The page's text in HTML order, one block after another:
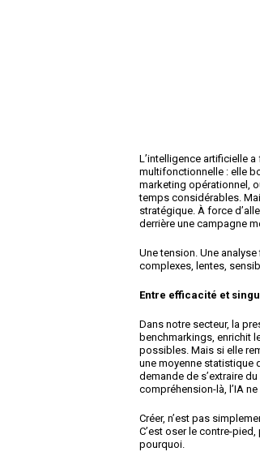
L’intelligence artificielle
multifonctionnelle : elle
marketing opérationnel,
temps considérables.
stratégique. À force
derrière une campagne
Une tension. Une
complexes, lentes,
Entre efficacité et
Dans notre secteur, la
benchmarkings, enrichit
possibles. Mais si elle
une moyenne statistique
demande de s’extraire
compréhension-là, l’IA
Créer, n’est pas
C’est oser le contre-
pourquoi.